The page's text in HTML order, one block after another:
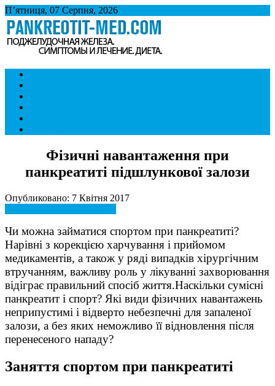
П’ятниця, 07 Серпня, 2026
Панкреатит
Підшлункова залоза. Симптоми і лікування панкреатиту. Дієта
при панкреатиті.
Фізичні навантаження при
панкреатиті підшлункової залози
Опубликовано: 7 Квітня 2017
Чи можна займатися спортом при панкреатиті?
Нарівні з корекцією харчування і прийомом
медикаментів, а також у ряді випадків хірургічним
втручанням, важливу роль у лікуванні захворювання
відіграє правильний спосіб життя.Наскільки сумісні
панкреатит і спорт? Які види фізичних навантажень
неприпустимі і відверто небезпечні для запаленої
залози, а без яких неможливо її відновлення після
перенесеного нападу?
Заняття спортом при панкреатиті